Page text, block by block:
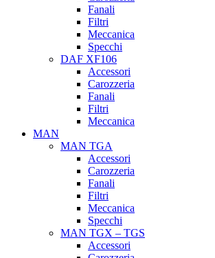
Fanali
Filtri
Meccanica
Specchi
DAF XF106
Accessori
Carozzeria
Fanali
Filtri
Meccanica
MAN
MAN TGA
Accessori
Carozzeria
Fanali
Filtri
Meccanica
Specchi
MAN TGX – TGS
Accessori